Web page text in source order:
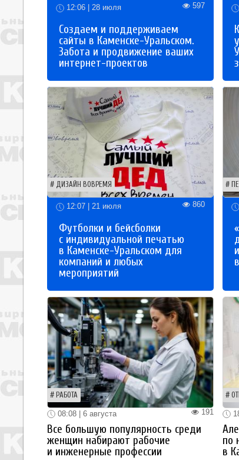
12:06 | 28 июля 597
Создаем и поддерживаем
сайты в Каменске-Уральском.
Забота и продвижение ваших
интернет-проектов
ДИЗАЙН ВОВРЕМЯ
12:07 | 21 июля 860
Футболки и бейсболки
с индивидуальной печатью
в Каменске-Уральском для
компаний и любых
мероприятий
РАБОТА
191
08:08 | 6 августа
Все большую популярность среди
женщин набирают рабочие
и инженерные профессии
по
в